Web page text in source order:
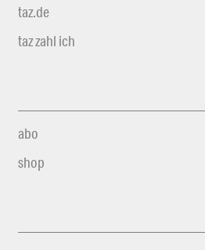
taz.de
taz zahl ich
abo
shop